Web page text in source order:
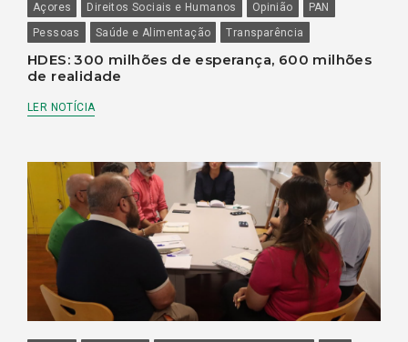
Açores Direitos Sociais e Humanos Opinião
PAN
Pessoas
Saúde e Alimentação Transparência
HDES: 300 milhões de esperança, 600 milhões
de realidade
LER NOTÍCIA